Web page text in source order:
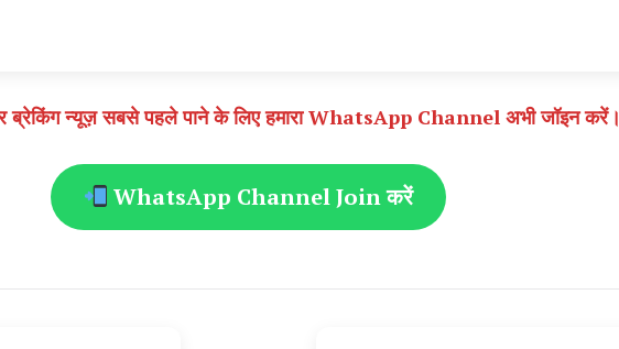
ब्रेकिंग न्यूज़ सबसे पहले पाने के लिए हमारा WhatsApp Channel अभी जॉइन करें।
WhatsApp Channel Join करें